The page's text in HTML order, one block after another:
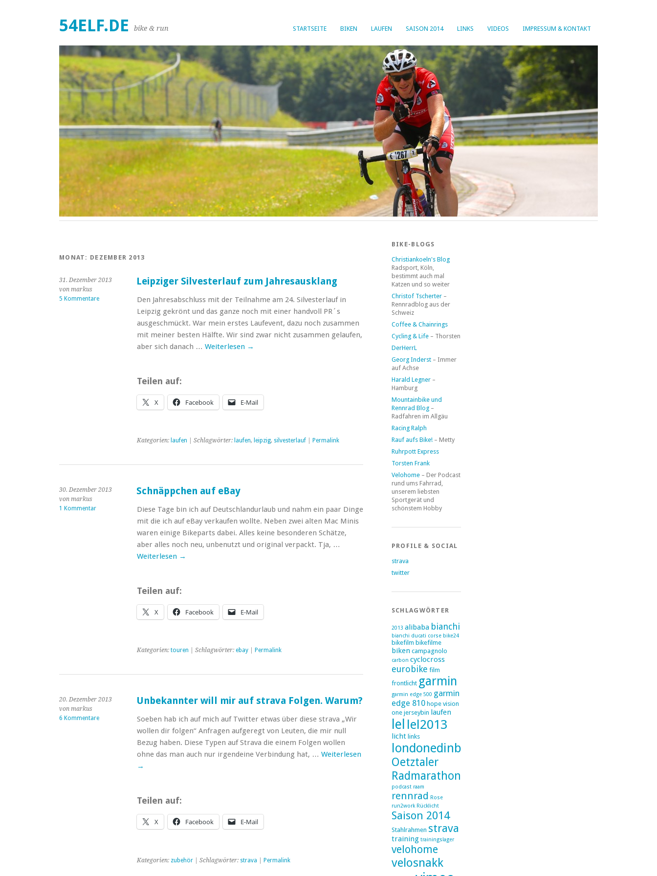
STARTSEITE BIKEN LAUFEN SAISON 2014 LINKS VIDEOS IMPRESSUM & KONTAKT
54ELF.DE bike & run
MONAT: DEZEMBER 2013
31. Dezember 2013
von markus
5 Kommentare
Leipziger Silvesterlauf zum Jahresausklang
Den Jahresabschluss mit der Teilnahme am 24. Silvesterlauf in
Leipzig gekrönt und das ganze noch mit einer handvoll PR´s
ausgeschmückt. War mein erstes Laufevent, dazu noch zusammen
mit meiner besten Hälfte. Wir sind zwar nicht zusammen gelaufen,
aber sich danach … Weiterlesen →
Teilen auf:
X Facebook E-Mail
Kategorien: laufen | Schlagwörter: laufen, leipzig, silvesterlauf| Permalink
30. Dezember 2013
von markus
1 Kommentar
Schnäppchen auf eBay
Diese Tage bin ich auf Deutschlandurlaub und nahm ein paar Dinge
mit die ich auf eBay verkaufen wollte. Neben zwei alten Mac Minis
waren einige Bikeparts dabei. Alles keine besonderen Schätze,
aber alles noch neu, unbenutzt und original verpackt. Tja, …
Weiterlesen →
Teilen auf:
X Facebook E-Mail
Kategorien: touren | Schlagwörter: ebay| Permalink
20. Dezember 2013
von markus
6 Kommentare
Unbekannter will mir auf strava Folgen. Warum?
Soeben hab ich auf mich auf Twitter etwas über diese strava „Wir
wollen dir folgen“ Anfragen aufgeregt von Leuten, die mir null
Bezug haben. Diese Typen auf Strava die einem Folgen wollen
ohne das man auch nur irgendeine Verbindung hat, … Weiterlesen
→
Teilen auf:
X Facebook E-Mail
Kategorien: zubehör| Schlagwörter: strava Permalink
BIKE-BLOGS
Christiankoeln's Blog
Radsport, Köln,
bestimmt auch mal
Katzen und so weiter
Christof Tscherter–
Rennradblog aus der
Schweiz
Coffee & Chainrings
Cycling & Life– Thorsten
DerHerrL
Georg Inderst– Immer
auf Achse
Harald Legner–
Hamburg
Mountainbike und
Rennrad Blog–
Radfahren im Allgäu
Racing Ralph
Rauf aufs Bike!– Metty
Ruhrpott Express
Torsten Frank
Velohome– Der Podcast
rund ums Fahrrad,
unserem liebsten
Sportgerät und
schönstem Hobby
PROFILE & SOCIAL
strava
twitter
SCHLAGWÖRTER
2013 alibaba bianchi
bianchi ducati corse bike24
bikefilm bikefilme
biken campagnolo
carbon cyclocross
eurobike film
frontlicht garmin
garmin edge 500 garmin
edge 810 hope vision
one jerseybin laufen
lel lel2013
licht links
londonedinburghlondon
Oetztaler
Radmarathon
podcast raam
rennrad Rose
run2work Rücklicht
Saison 2014
Stahlrahmen strava
training trainingslager
velohome
velosnakk